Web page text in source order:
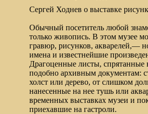
Сергей Ходнев о выставке
Обычный посетитель любой
только живопись. В этом музее
гравюр, рисунков, акварелей,—
имена и известнейшие
Драгоценные листы, спрятанные
подобно архивным документам:
холст или дерево, от слишком
нанесенные на нее тушь или
временных выставках музеи и
приехавшие на гастроли.